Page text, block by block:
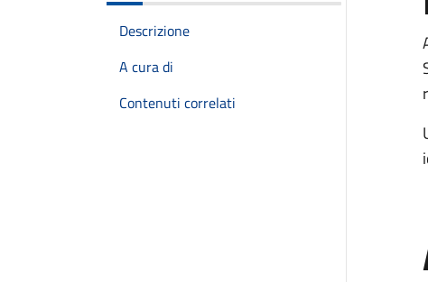
Descrizione
A cura di
Contenuti correlati